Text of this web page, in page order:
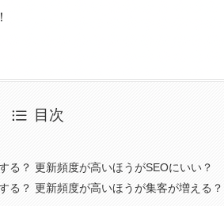
目次
る？ 更新頻度が高いほうがSEOにいい？
る？ 更新頻度が高いほうが集客が増える？